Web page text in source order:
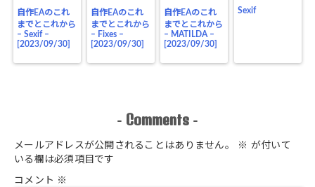
自作EAのこれ
までとこれから
– Sexif –
[2023/09/30]
自作EAのこれ
までとこれから
– Fixes –
[2023/09/30]
自作EAのこれ
までとこれから
– MATILDA –
[2023/09/30]
Sexif
- Comments -
メールアドレスが公開されることはありません。 ※ が付いて
いる欄は必須項目です
コメント ※